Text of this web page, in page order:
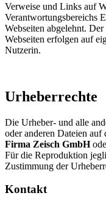
Verweise und Links auf
Verantwortungsbereichs
Webseiten abgelehnt.
Webseiten erfolgen auf
Nutzerin.
Urheberrechte
Die Urheber- und alle
oder anderen Dateien auf
Firma Zeisch GmbH
Für die Reproduktion
Zustimmung der
Kontakt